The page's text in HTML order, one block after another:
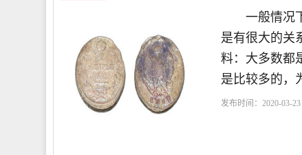
一般情况下
是有很大的
料：大多数都
是比较多的，
发布时间：2020-03-